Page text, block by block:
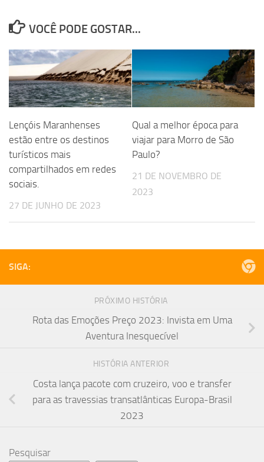
VOCÊ PODE GOSTAR...
Lençóis Maranhenses
estão entre os destinos
turísticos mais
compartilhados em redes
sociais.
27 DE JUNHO DE 2023
Qual a melhor época para
viajar para Morro de São
Paulo?
21 DE NOVEMBRO DE
2023
SIGA:
PRÓXIMO HISTÓRIA
Rota das Emoções Preço 2023: Invista em Uma
Aventura Inesquecível
HISTÓRIA ANTERIOR
Costa lança pacote com cruzeiro, voo e transfer
para as travessias transatlânticas Europa-Brasil
2023
Pesquisar